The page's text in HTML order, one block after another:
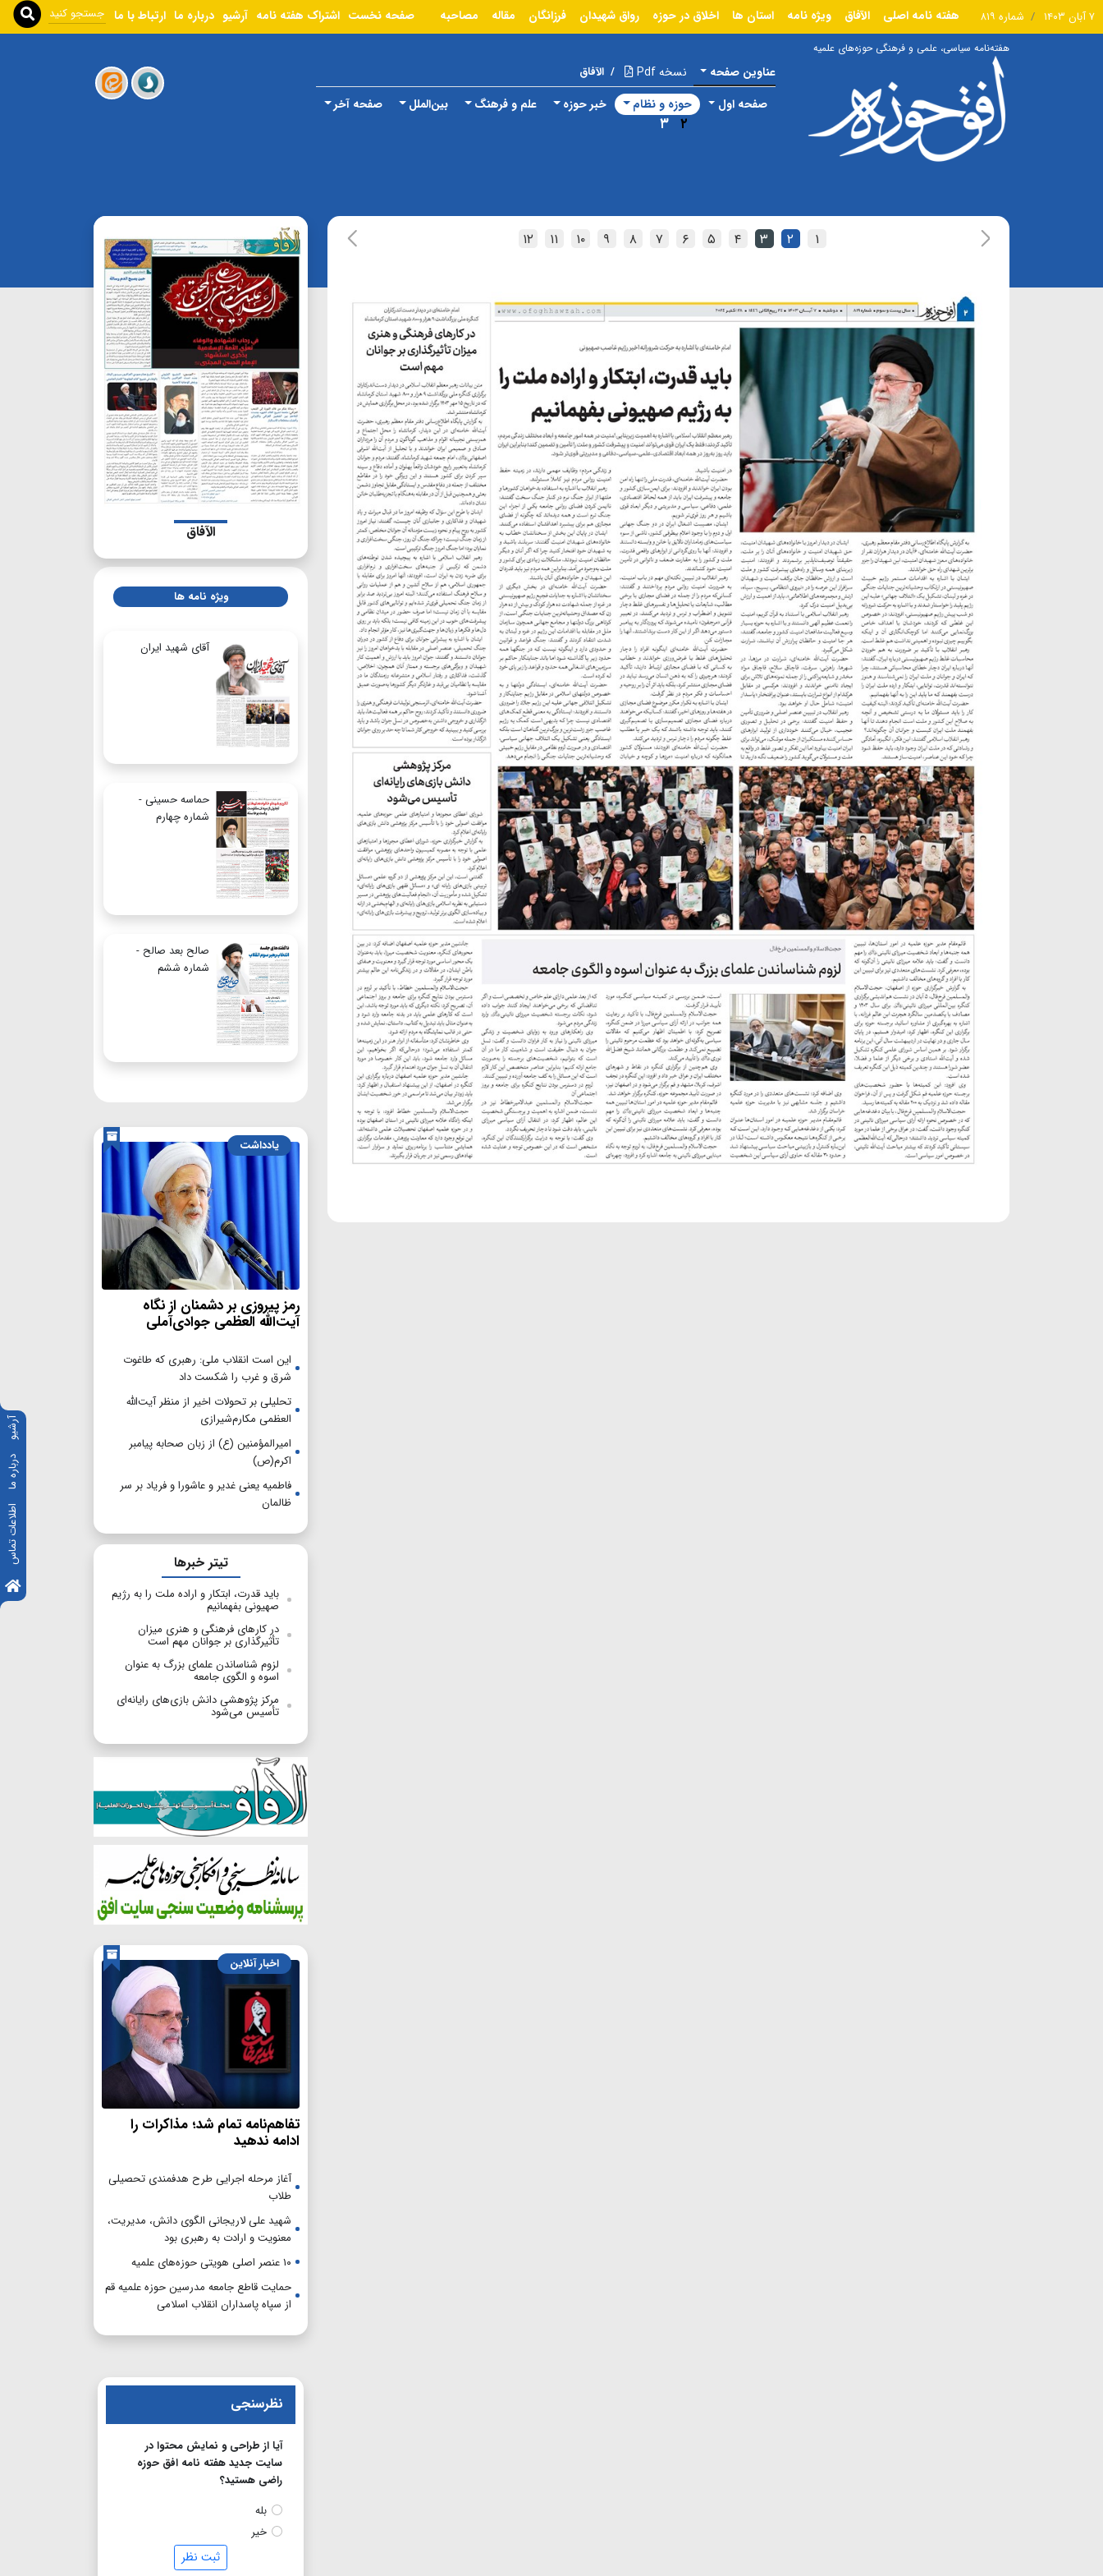
آرشیو
درباره ما
اطلاعات تماس
۷ آبان ۱۴۰۳ شماره ۸۱۹ هفته نامه اصلی الآفاق ویژه نامه استان ها اخلاق در حوزه رواق شهیدان فرزانگان مقاله مصاحبه صفحه نخست اشتراک هفته نامه آرشیو درباره ما ارتباط با ما
هفته‌نامه سیاسی، علمی و فرهنگی حوزه‌های علمیه
عناوین صفحه نسخه Pdf / الآفاق
صفحه اول حوزه و نظام
۲ ۳
خبر حوزه علم و فرهنگ بین‌الملل صفحه آخر
۱ ۲ ۳ ۴ ۵ ۶ ۷ ۸ ۹ ۱۰ ۱۱ ۱۲
الآفاق
ویژه نامه ها
آقای شهید ایران
حماسه حسینی -
شماره چهارم
صالح بعد صالح -
شماره ششم
یادداشت
رمز پیروزی بر دشمنان از نگاه
آیت‌الله العظمی جوادی‌آملی
این است انقلاب ملی: رهبری که طاغوت
شرق و غرب را شکست داد
تحلیلی بر تحولات اخیر از منظر آیت‌الله
العظمی مکارم‌شیرازی
امیرالمؤمنین (ع) از زبان صحابه پیامبر
اکرم(ص)
فاطمیه یعنی غدیر و عاشورا و فریاد بر سر
ظالمان
تیتر خبرها
باید قدرت، ابتکار و اراده ملت را به رژیم
صهیونی بفهمانیم
در کارهای فرهنگی و هنری میزان
تأثیرگذاری بر جوانان مهم است
لزوم شناساندن علمای بزرگ به عنوان
اسوه و الگوی جامعه
مرکز پژوهشی دانش بازی‌های رایانه‌ای
تأسیس می‌شود
اخبار آنلاین
تفاهم‌نامه تمام شد؛ مذاکرات را
ادامه ندهید
آغاز مرحله اجرایی طرح هدفمندی تحصیلی
طلاب
شهید علی لاریجانی الگوی دانش، مدیریت،
معنویت و ارادت به رهبری بود
۱۰ عنصر اصلی هویتی حوزه‌های علمیه
حمایت قاطع جامعه مدرسین حوزه علمیه قم
از سپاه پاسداران انقلاب اسلامی
نظرسنجی
آیا از طراحی و نمایش محتوا در
سایت جدید هفته نامه افق حوزه
راضی هستید؟
بله
خیر
ثبت نظر